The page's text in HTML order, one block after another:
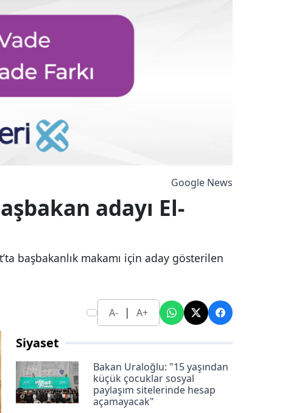
Google News
adayı El-
başbakanlık makamı için aday gösterilen
A- | A+
Siyaset
Bakan Uraloğlu: "15 yaşından
küçük çocuklar sosyal
paylaşım sitelerinde hesap
açamayacak"